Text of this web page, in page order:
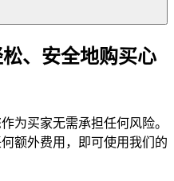
、安全地购买心
为买家无需承担任何风险。
额外费用，即可使用我们的